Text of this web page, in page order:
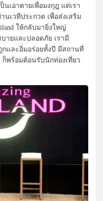
นเอาตายเพื่อมงกุฎ แต่เรา
เวทีประกวด เพื่อส่งเสริม
ให้กลับมายิ่งใหญ่
ายและปลอดภัย เรามี
และอิ่มอร่อยทั้งปี มีสถานที่
ก็พร้อมต้อนรับนักท่องเที่ยว